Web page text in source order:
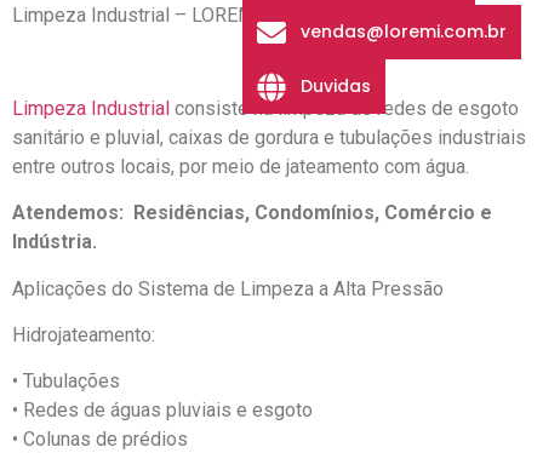
Limpeza Industrial – LOREMI 24 Horas
Limpeza Industrial consiste na limpeza de redes de esgoto
sanitário e pluvial, caixas de gordura e tubulações industriais
entre outros locais, por meio de jateamento com água.
Atendemos: Residências, Condomínios, Comércio e
Indústria.
Aplicações do Sistema de Limpeza a Alta Pressão
Hidrojateamento:
• Tubulações
• Redes de águas pluviais e esgoto
• Colunas de prédios
vendas@loremi.com.br
Duvidas